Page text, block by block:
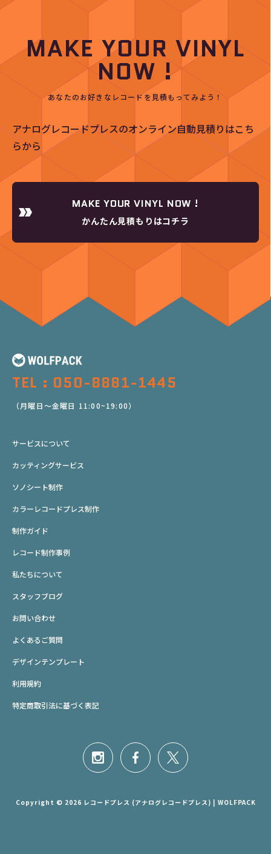
MAKE YOUR VINYL
NOW !
あなたのお好きなレコードを見積もってみよう！
アナログレコードプレスのオンライン自動見積りはこち
らから
MAKE YOUR VINYL NOW !
かんたん見積もりはコチラ
TEL : 050-8881-1445
（月曜日～金曜日 11:00~19:00）
サービスについて
カッティングサービス
ソノシート制作
カラーレコードプレス制作
制作ガイド
レコード制作事例
私たちについて
スタッフブログ
お問い合わせ
よくあるご質問
デザインテンプレート
利用規約
特定商取引法に基づく表記
Copyright © 2026 レコードプレス (アナログレコードプレス) | WOLFPACK